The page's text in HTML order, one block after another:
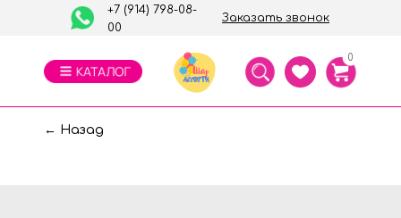
Заказать звонок
+7 (914) 798-08-
00
0
← Назад